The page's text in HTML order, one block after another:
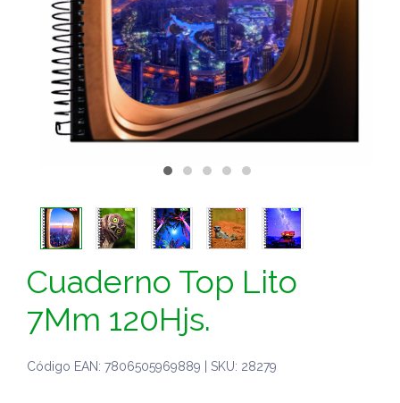
Cuaderno Top Lito
7Mm 120Hjs.
Código EAN: 7806505969889 | SKU: 28279